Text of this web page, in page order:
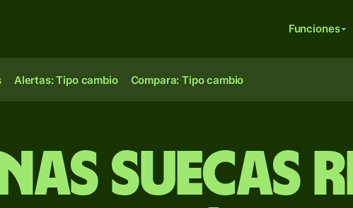
Funciones
Alertas: Tipo cambio Compara: Tipo cambio
suecas